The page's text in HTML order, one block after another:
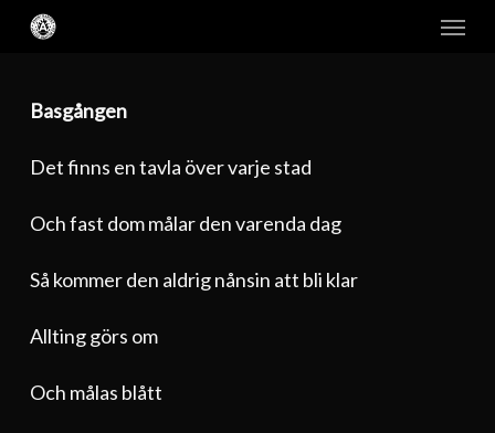
Skip
Menu
Basgången
Det finns en tavla över varje stad
Och fast dom målar den varenda dag
Så kommer den aldrig nånsin att bli klar
Allting görs om
Och målas blått